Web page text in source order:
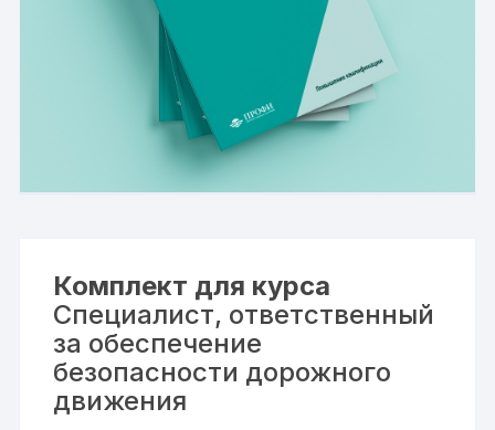
Комплект для курса
Специалист, ответственный
за обеспечение
безопасности дорожного
движения